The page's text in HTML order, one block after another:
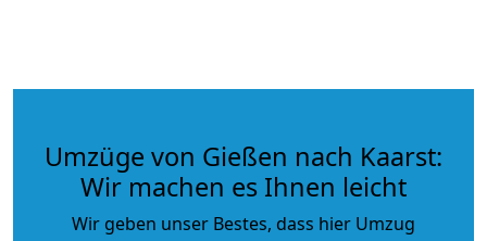
Umzüge von Gießen nach Kaarst:
Wir machen es Ihnen leicht
Wir geben unser Bestes, dass hier Umzug